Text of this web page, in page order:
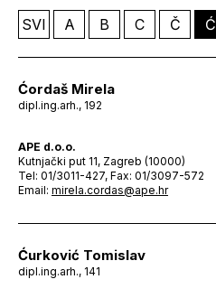
SVI A B C Č Ć
Ćordaš Mirela
dipl.ing.arh., 192
APE d.o.o.
Kutnjački put 11, Zagreb (10000)
Tel: 01/3011-427, Fax: 01/3097-572
Email: mirela.cordas@ape.hr
Ćurković Tomislav
dipl.ing.arh., 141